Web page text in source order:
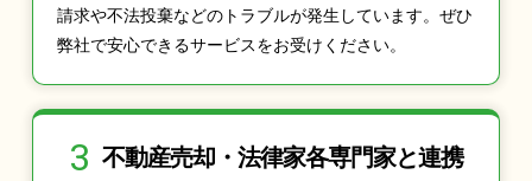
請求や不法投棄などのトラブルが発生しています。ぜひ
弊社で安心できるサービスをお受けください。
3 不動産売却・法律家各専門家と連携